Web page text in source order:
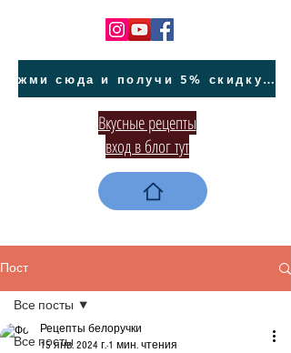
жми сюда и получи 5% скидку на покупку авто на Кипре и автообслуживание
Вкусные рецепты
вход в блог тут
Пост
Все посты
Все посты
Рецепты белоручки
15 янв. 2024 г. 1 мин. чтения